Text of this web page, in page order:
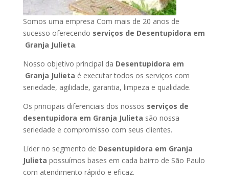
Somos uma empresa Com mais de 20 anos de
sucesso oferecendo serviços de Desentupidora em
Granja Julieta.
Nosso objetivo principal da Desentupidora em
Granja Julieta é executar todos os serviços com
seriedade, agilidade, garantia, limpeza e qualidade.
Os principais diferenciais dos nossos serviços de
desentupidora em Granja Julieta são nossa
seriedade e compromisso com seus clientes.
Líder no segmento de Desentupidora em Granja
Julieta possuímos bases em cada bairro de São Paulo
com atendimento rápido e eficaz.